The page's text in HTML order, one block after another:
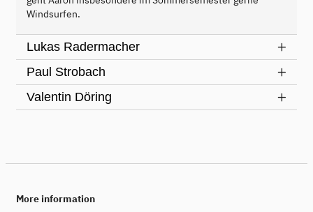
Windsurfen.
Lukas Radermacher
Paul Strobach
Valentin Döring
More information